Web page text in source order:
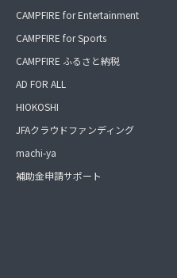
CAMPFIRE for Entertainment
CAMPFIRE for Sports
CAMPFIRE ふるさと納税
AD FOR ALL
HIOKOSHI
JFAクラウドファンディング
machi-ya
補助金申請サポート